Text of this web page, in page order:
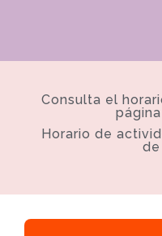
Consulta el
Horario de